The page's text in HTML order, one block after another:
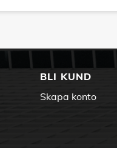
BLI KUND
Skapa konto